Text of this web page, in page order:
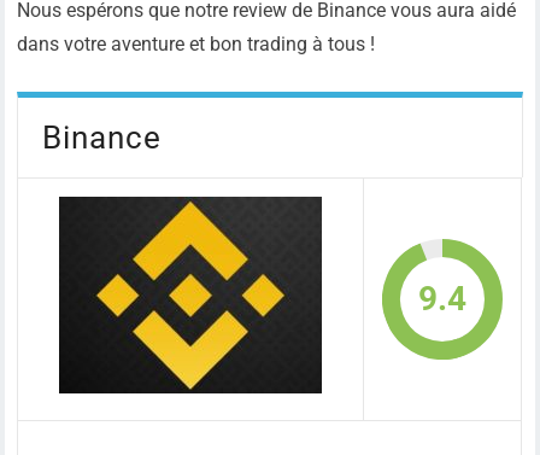
Nous espérons que notre review de Binance vous aura aidé
dans votre aventure et bon trading à tous !
Binance
9.4